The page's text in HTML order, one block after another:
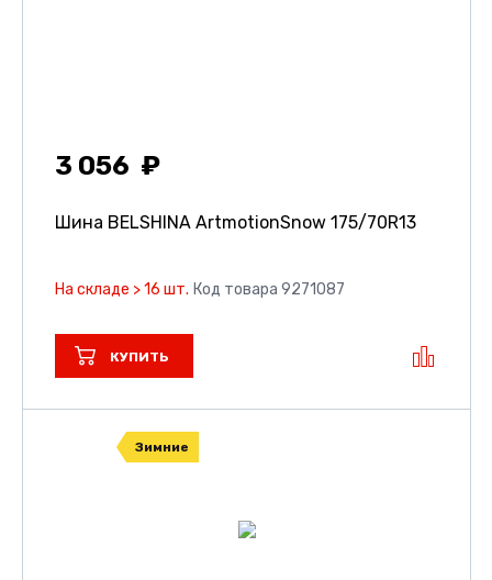
3 056
Шина BELSHINA ArtmotionSnow 175/70R13
На складе > 16 шт. Код товара 9271087
КУПИТЬ
Зимние